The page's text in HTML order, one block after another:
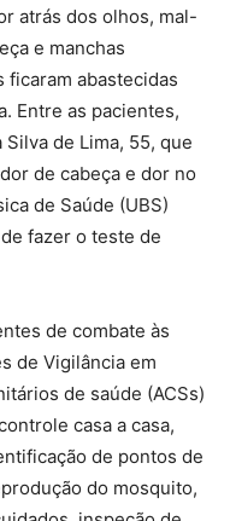
atrás dos olhos, mal-
e manchas
ficaram abastecidas
Entre as pacientes,
de Lima, 55, que
de cabeça e dor no
de Saúde (UBS)
fazer o teste de
de combate às
de Vigilância em
de saúde (ACSs)
casa a casa,
de pontos de
do mosquito,